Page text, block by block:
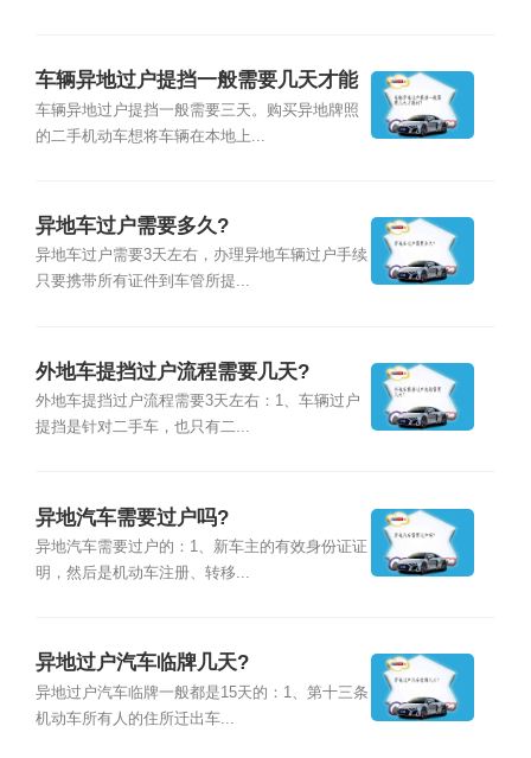
车辆异地过户提挡一般需要几天才能
到？
车辆异地过户提挡一般需要三天。购买异地牌照
的二手机动车想将车辆在本地上...
异地车过户需要多久?
异地车过户需要3天左右，办理异地车辆过户手续
只要携带所有证件到车管所提...
外地车提挡过户流程需要几天?
外地车提挡过户流程需要3天左右：1、车辆过户
提挡是针对二手车，也只有二...
异地汽车需要过户吗?
异地汽车需要过户的：1、新车主的有效身份证证
明，然后是机动车注册、转移...
异地过户汽车临牌几天?
异地过户汽车临牌一般都是15天的：1、第十三条
机动车所有人的住所迁出车...